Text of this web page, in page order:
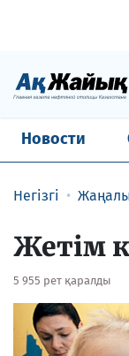
Новости
Негізгі
Жетім
5 955 рет қаралды